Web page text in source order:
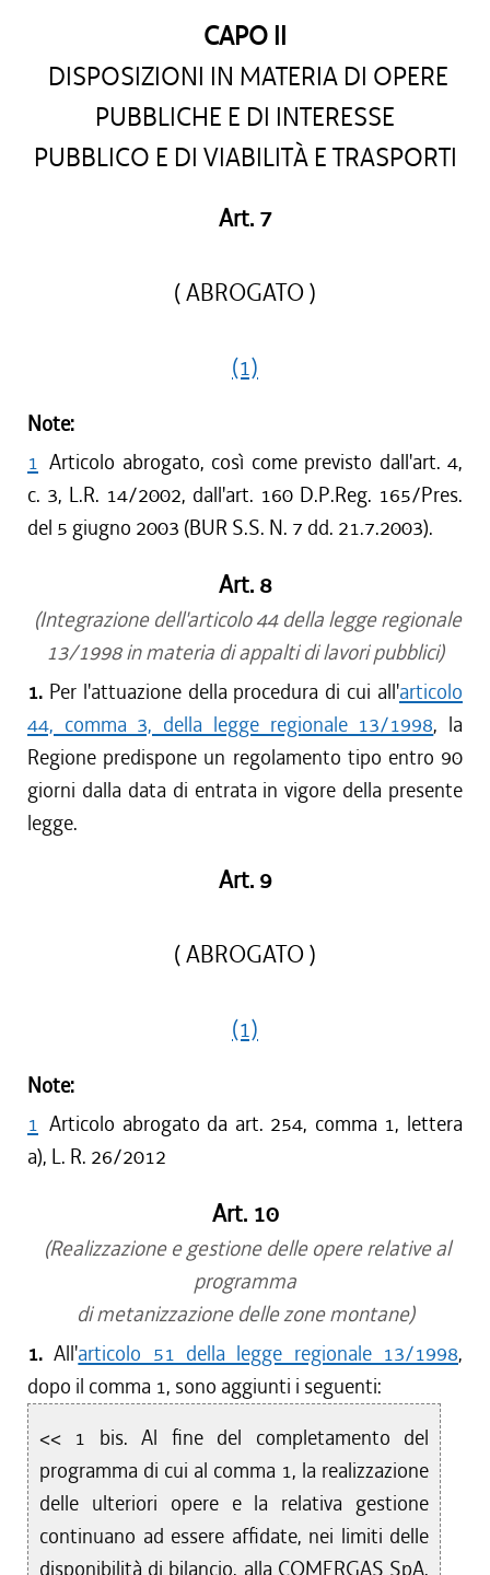
CAPO II
DISPOSIZIONI IN MATERIA DI OPERE
PUBBLICHE E DI INTERESSE
PUBBLICO E DI VIABILITÀ E TRASPORTI
Art. 7
( ABROGATO )
(1)
Note:
1 Articolo abrogato, così come previsto dall'art. 4,
c. 3, L.R. 14/2002, dall'art. 160 D.P.Reg. 165/Pres.
del 5 giugno 2003 (BUR S.S. N. 7 dd. 21.7.2003).
Art. 8
(Integrazione dell'articolo 44 della legge regionale
13/1998 in materia di appalti di lavori pubblici)
1. Per l'attuazione della procedura di cui all'articolo
44, comma 3, della legge regionale 13/1998, la
Regione predispone un regolamento tipo entro 90
giorni dalla data di entrata in vigore della presente
legge.
Art. 9
( ABROGATO )
(1)
Note:
1 Articolo abrogato da art. 254, comma 1, lettera
a), L. R. 26/2012
Art. 10
(Realizzazione e gestione delle opere relative al
programma
di metanizzazione delle zone montane)
1. All'articolo 51 della legge regionale 13/1998,
dopo il comma 1, sono aggiunti i seguenti:
<< 1 bis. Al fine del completamento del
programma di cui al comma 1, la realizzazione
delle ulteriori opere e la relativa gestione
continuano ad essere affidate, nei limiti delle
disponibilità di bilancio, alla COMERGAS SpA,